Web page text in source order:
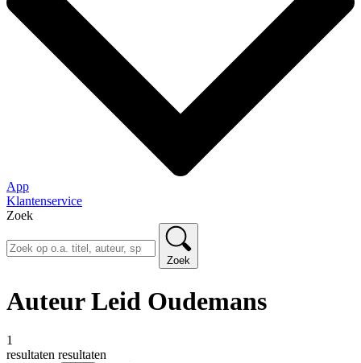
App
Klantenservice
Zoek
Zoek
Auteur Leid Oudemans
1
resultaten resultaten